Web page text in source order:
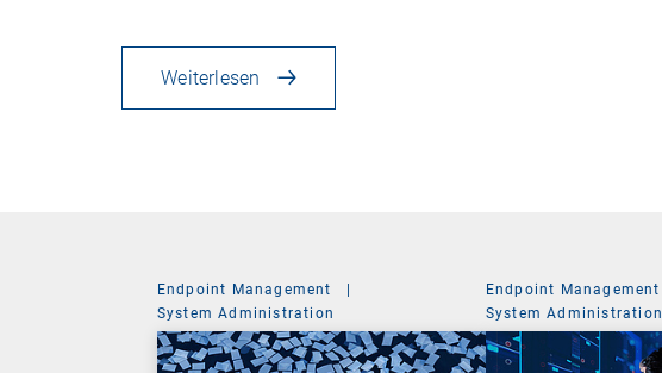
Weiterlesen
Endpoint Management
|
System Administration
Endpoint Management
System Administration